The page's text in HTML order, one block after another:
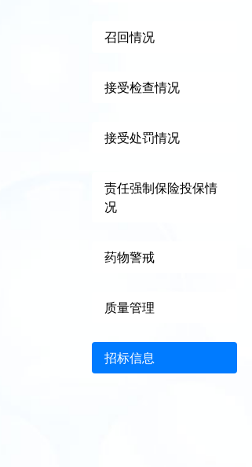
召回情况
接受检查情况
接受处罚情况
责任强制保险投保情
况
药物警戒
质量管理
招标信息